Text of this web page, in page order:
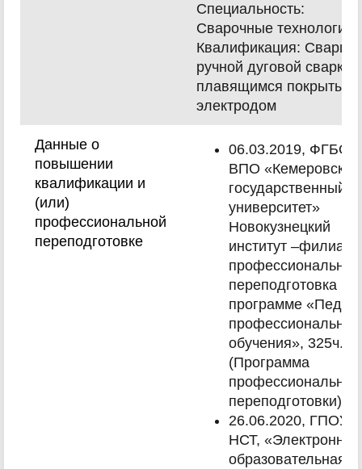
Специальность:
Сварочные технологии,
Квалификация:
ручной дуговой сварки
плавящимся покрытым
электродом
Данные о
повышении
квалификации и
(или)
профессиональной
переподготовке
06.03.2019, ФГБОУ
ВПО «Кемеровский
государственный
университет»
Новокузнецкий
институт –филиал
профессиональная
переподготовка по
программе
обучения», 325ч.
(Программа
профессиональной
переподготовки)
26.06.2020, ГПОУ
НСТ, «Электронно-
образовательная